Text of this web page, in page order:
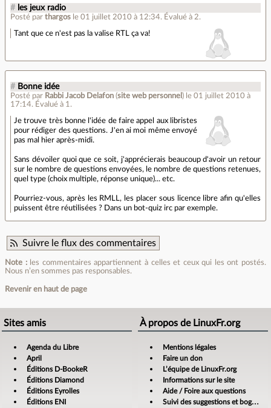
# les jeux radio
Posté par thargos le 01 juillet 2010 à 12:34. Évalué à 2.
Tant que ce n'est pas la valise RTL ça va!
# Bonne idée
Posté par Rabbi Jacob Delafon (site web personnel ) le 01 juillet 2010 à
17:14. Évalué à 1 .
Je trouve très bonne l'idée de faire appel aux libristes
pour rédiger des questions. J'en ai moi même envoyé
pas mal hier après-midi.
Sans dévoiler quoi que ce soit, j'apprécierais beaucoup d'avoir un retour
sur le nombre de questions envoyées, le nombre de questions retenues,
quel type (choix multiple, réponse unique)... etc.
Pourriez-vous, après les RMLL, les placer sous licence libre afin qu'elles
puissent être réutilisées ? Dans un bot-quiz irc par exemple.
Suivre le flux des commentaires
Note :les commentaires appartiennent à celles et ceux qui les ont postés.
Nous n’en sommes pas responsables.
Revenir en haut de page
Sites amis
Agenda du Libre
April
Éditions D-BookeR
Éditions Diamond
Éditions Eyrolles
Éditions ENI
À propos de LinuxFr.org
Mentions légales
Faire un don
L’équipe de LinuxFr.org
Informations sur le site
Aide / Foire aux questions
Suivi des suggestions et bogues